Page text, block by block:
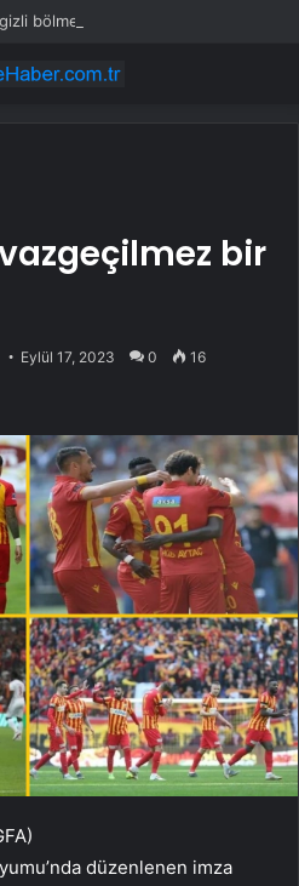
bir
Eylül 17, 2023 0 16
düzenlenen imza